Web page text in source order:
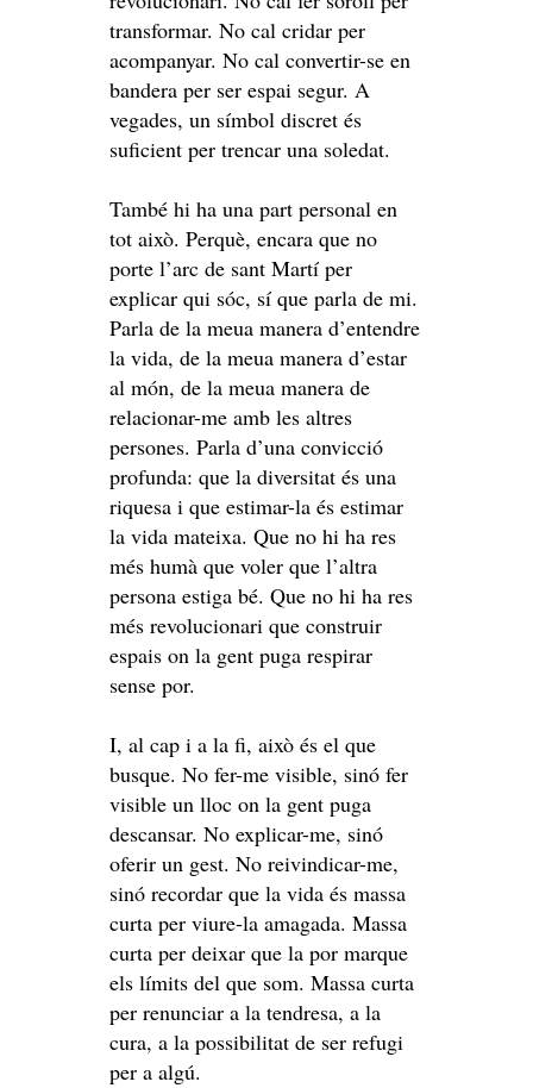
transformar. No cal cridar per
acompanyar. No cal convertir-se en
bandera per ser espai segur. A
vegades, un símbol discret és
suficient per trencar una soledat.
També hi ha una part personal en
tot això. Perquè, encara que no
porte l’arc de sant Martí per
explicar qui sóc, sí que parla de mi.
Parla de la meua manera d’entendre
la vida, de la meua manera d’estar
al món, de la meua manera de
relacionar-me amb les altres
persones. Parla d’una convicció
profunda: que la diversitat és una
riquesa i que estimar-la és estimar
la vida mateixa. Que no hi ha res
més humà que voler que l’altra
persona estiga bé. Que no hi ha res
més revolucionari que construir
espais on la gent puga respirar
sense por.
I, al cap i a la fi, això és el que
busque. No fer-me visible, sinó fer
visible un lloc on la gent puga
descansar. No explicar-me, sinó
oferir un gest. No reivindicar-me,
sinó recordar que la vida és massa
curta per viure-la amagada. Massa
curta per deixar que la por marque
els límits del que som. Massa curta
per renunciar a la tendresa, a la
cura, a la possibilitat de ser refugi
per a algú.